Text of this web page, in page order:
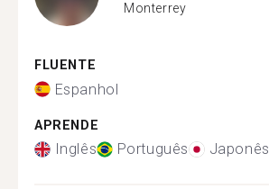
Monterrey
FLUENTE
Espanhol
APRENDE
Inglês Português Japonês